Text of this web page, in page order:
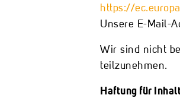
https://
Unsere E-Mail-
Wir sind nicht
teilzunehmen.
Haftung für